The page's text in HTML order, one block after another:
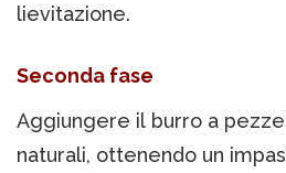
lievitazione.
Seconda fase
Aggiungere il burro a
naturali, ottenendo un